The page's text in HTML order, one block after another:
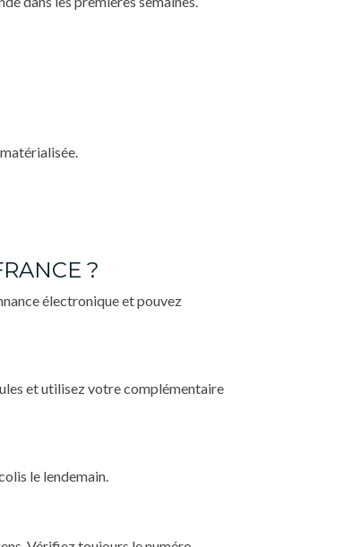
?
électronique et pouvez
et utilisez votre complémentaire
le lendemain.